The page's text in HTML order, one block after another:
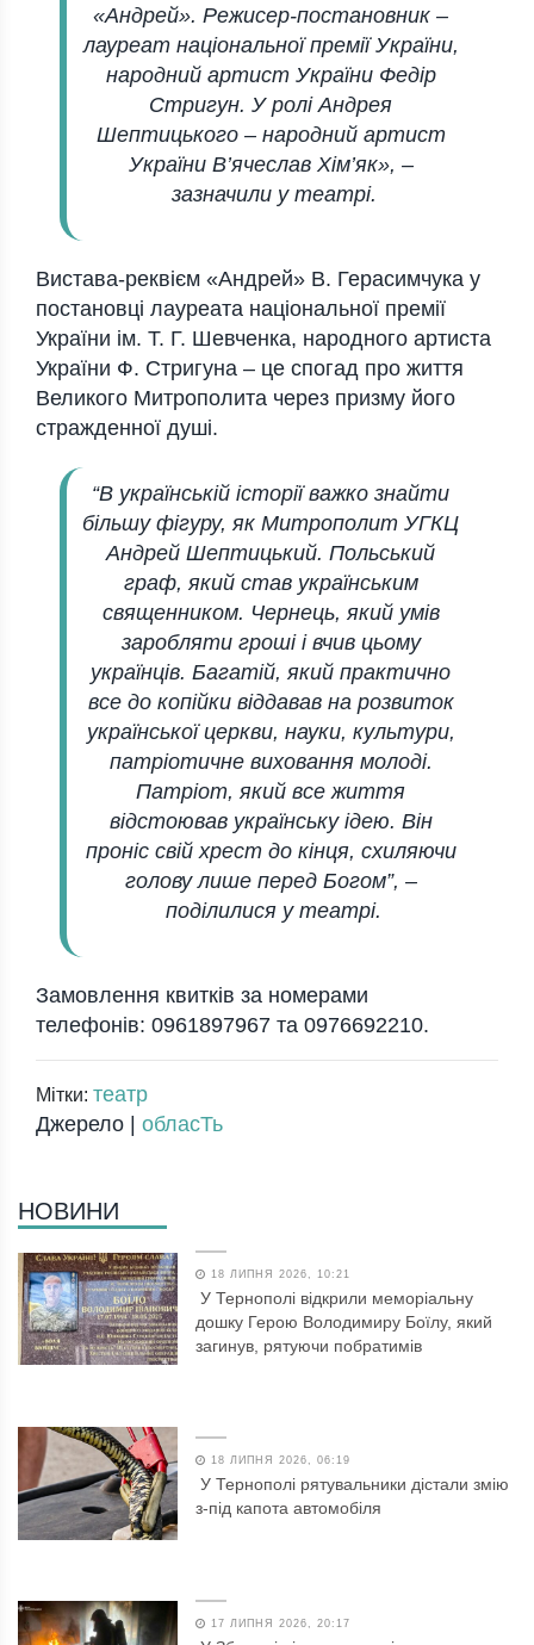
«Андрей». Режисер-постановник –
лауреат національної премії України,
народний артист України Федір
Стригун. У ролі Андрея
Шептицького – народний артист
України В’ячеслав Хім’як», –
зазначили у театрі.
Вистава-реквієм «Андрей» В. Герасимчука у
постановці лауреата національної премії
України ім. Т. Г. Шевченка, народного артиста
України Ф. Стригуна – це спогад про життя
Великого Митрополита через призму його
стражденної душі.
“В українській історії важко знайти
більшу фігуру, як Митрополит УГКЦ
Андрей Шептицький. Польський
граф, який став українським
священником. Чернець, який умів
заробляти гроші і вчив цьому
українців. Багатій, який практично
все до копійки віддавав на розвиток
української церкви, науки, культури,
патріотичне виховання молоді.
Патріот, який все життя
відстоював українську ідею. Він
проніс свій хрест до кінця, схиляючи
голову лише перед Богом”, –
поділилися у театрі.
Замовлення квитків за номерами
телефонів: 0961897967 та 0976692210.
Мітки: театр
Джерело | обласТь
НОВИНИ
18 ЛИПНЯ 2026, 10:21
У Тернополі відкрили меморіальну
дошку Герою Володимиру Боїлу, який
загинув, рятуючи побратимів
18 ЛИПНЯ 2026, 06:19
У Тернополі рятувальники дістали змію
з-під капота автомобіля
17 ЛИПНЯ 2026, 20:17